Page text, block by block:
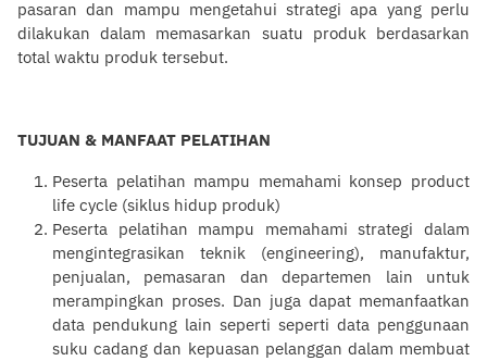
pasaran dan mampu mengetahui strategi apa yang perlu
dilakukan dalam memasarkan suatu produk berdasarkan
total waktu produk tersebut.
TUJUAN & MANFAAT PELATIHAN
Peserta pelatihan mampu memahami konsep product
life cycle (siklus hidup produk)
Peserta pelatihan mampu memahami strategi dalam
mengintegrasikan teknik (engineering), manufaktur,
penjualan, pemasaran dan departemen lain untuk
merampingkan proses. Dan juga dapat memanfaatkan
data pendukung lain seperti seperti data penggunaan
suku cadang dan kepuasan pelanggan dalam membuat